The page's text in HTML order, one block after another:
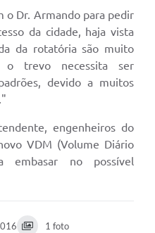
o Dr. Armando para pedir
da cidade, haja vista
da rotatória são muito
o trevo necessita ser
devido a muitos
engenheiros do
VDM (Volume Diário
embasar no possível
1 foto